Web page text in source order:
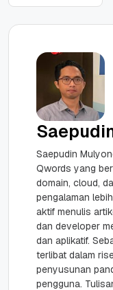
Saepudin
Qwords yang
domain, cloud,
pengalaman
aktif menulis
dan developer
dan aplikatif.
terlibat dalam
penyusunan
pengguna.